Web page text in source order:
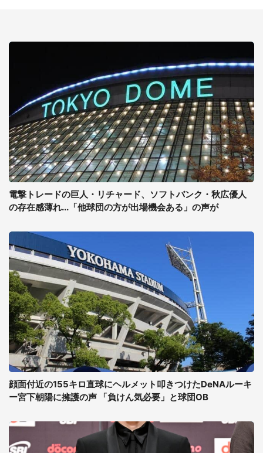
電撃トレードの巨人・リチャード、ソフトバンク・秋広優人
の存在感薄れ...「他球団の方が出場機会ある」の声が
顔面付近の155キロ直球にヘルメット叩きつけたDeNAルーキ
ー宮下朝陽に擁護の声 「負けん気必要」と球団OB